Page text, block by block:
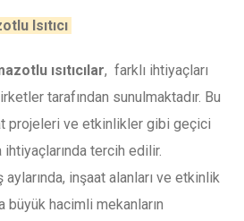
Isıtıcı
ısıtıcılar, farklı ihtiyaçları
tarafından sunulmaktadır. Bu
projeleri ve etkinlikler gibi geçici
tercih edilir.
aylarında, inşaat alanları ve etkinlik
büyük hacimli mekanların